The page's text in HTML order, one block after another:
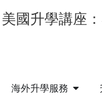
國升學講座
海外升學服務